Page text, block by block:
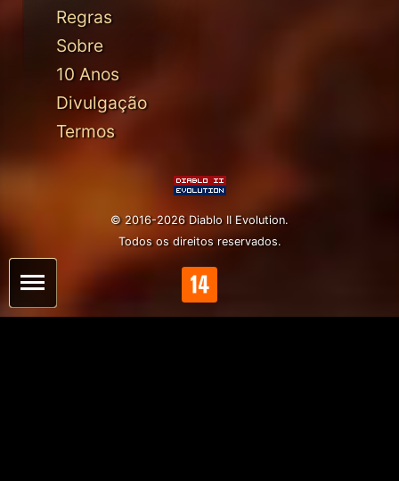
Regras
Sobre
10 Anos
Divulgação
Termos
© 2016-2026 Diablo II Evolution.
Todos os direitos reservados.